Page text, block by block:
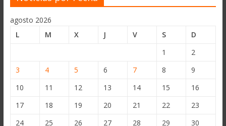
agosto 2026
L
M X J V S
D
1
2
3
4 5 6 7 8
9
10
11 12 13 14 15
16
17
18 19 20 21 22
23
24
25 26 27 28 29
30